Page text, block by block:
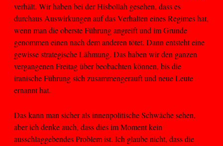
verhält. Wir haben bei der Hisbollah gesehen, dass es
durchaus Auswirkungen auf das Verhalten eines Regimes hat,
wenn man die oberste Führung angreift und im Grunde
genommen einen nach dem anderen tötet. Dann entsteht eine
gewisse strategische Lähmung. Das haben wir den ganzen
vergangenen Freitag über beobachten können, bis die
iranische Führung sich zusammengerauft und neue Leute
ernannt hat.
Das kann man sicher als innenpolitische Schwäche sehen,
aber ich denke auch, dass dies im Moment kein
ausschlaggebendes Problem ist. Ich glaube nicht, dass die